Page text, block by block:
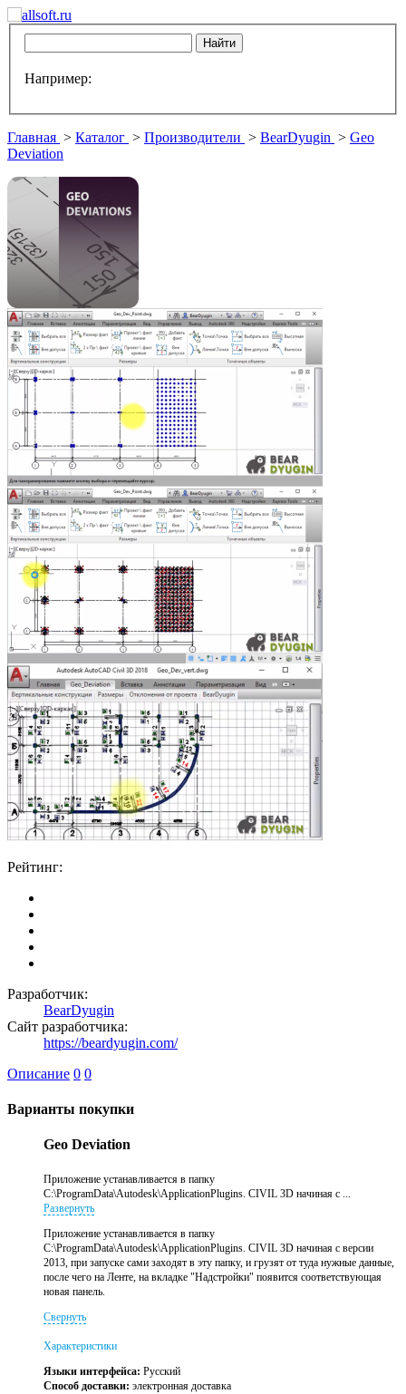
Например:
Главная > Каталог > Производители > BearDyugin > Geo
Deviation
Рейтинг:
Разработчик:
BearDyugin
Сайт разработчика:
https://beardyugin.com/
Описание 0 0
Варианты покупки
Geo Deviation
Приложение устанавливается в папку
C:\ProgramData\Autodesk\ApplicationPlugins. CIVIL 3D начиная с ...
Развернуть
Приложение устанавливается в папку
C:\ProgramData\Autodesk\ApplicationPlugins. CIVIL 3D начиная с версии
2013, при запуске сами заходят в эту папку, и грузят от туда нужные данные,
после чего на Ленте, на вкладке "Надстройки" появится соответствующая
новая панель.
Свернуть
Характеристики
Языки интерфейса: Русский
Способ доставки: электронная доставка